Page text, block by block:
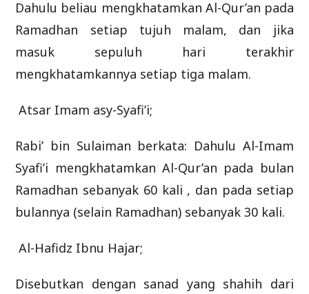
Dahulu beliau mengkhatamkan Al-Qur’an pada
Ramadhan setiap tujuh malam, dan jika
masuk sepuluh hari terakhir
mengkhatamkannya setiap tiga malam.
Atsar Imam asy-Syafi’i;
Rabi’ bin Sulaiman berkata: Dahulu Al-Imam
Syafi’i mengkhatamkan Al-Qur’an pada bulan
Ramadhan sebanyak 60 kali , dan pada setiap
bulannya (selain Ramadhan) sebanyak 30 kali.
Al-Hafidz Ibnu Hajar;
Disebutkan dengan sanad yang shahih dari